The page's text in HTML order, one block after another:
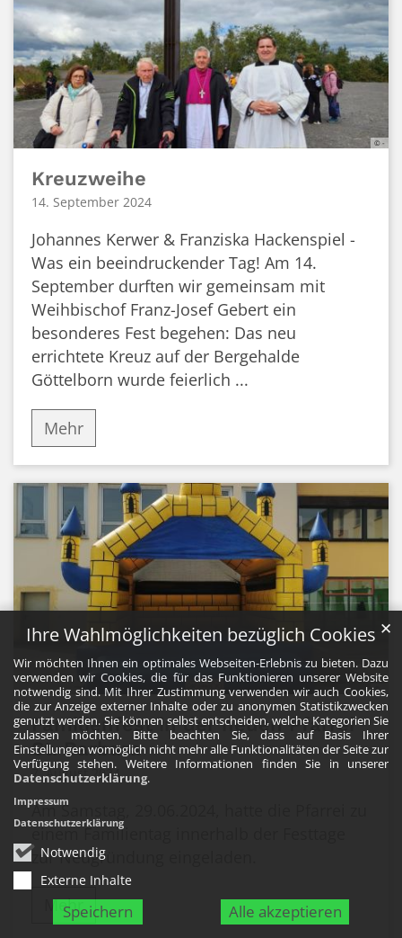
Ihre Wahlmöglichkeiten bezüglich Cookies
Wir möchten Ihnen ein optimales Webseiten-Erlebnis zu bieten. Dazu
verwenden wir Cookies, die für das Funktionieren unserer Website
notwendig sind. Mit Ihrer Zustimmung verwenden wir auch Cookies,
die zur Anzeige externer Inhalte oder zu anonymen Statistikzwecken
genutzt werden. Sie können selbst entscheiden, welche Kategorien Sie
zulassen möchten. Bitte beachten Sie, dass auf Basis Ihrer
Einstellungen womöglich nicht mehr alle Funktionalitäten der Seite zur
Verfügung stehen. Weitere Informationen finden Sie in unserer
Datenschutzerklärung.
Notwendig
Externe Inhalte
Speichern Alle akzeptieren
✕
Impressum
Datenschutzerklärung
© -
Kreuzweihe
14. September 2024
Johannes Kerwer & Franziska Hackenspiel -
Was ein beeindruckender Tag! Am 14.
September durften wir gemeinsam mit
Weihbischof Franz-Josef Gebert ein
besonderes Fest begehen: Das neu
errichtete Kreuz auf der Bergehalde
Göttelborn wurde feierlich ...
Mehr
© -
Familienfest in der neuen Pfarrei
St. Barbara
7. August 2024
Am Samstag, 29.06.2024, hatte die Pfarrei zu
einem Familientag innerhalb der Festtage
zur Neugründung eingeladen.
Mehr